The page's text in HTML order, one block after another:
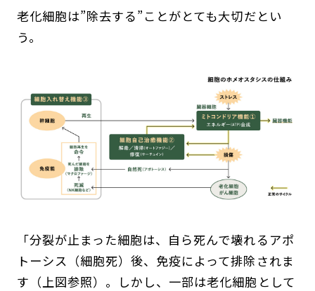
老化細胞は”除去する”ことがとても大切だとい
う。
「分裂が止まった細胞は、自ら死んで壊れるアポ
トーシス（細胞死）後、免疫によって排除されま
す（上図参照）。しかし、一部は老化細胞として